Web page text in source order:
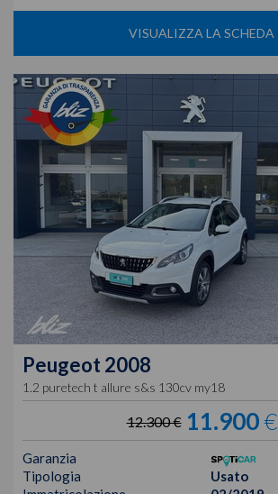
VISUALIZZA LA SCHEDA
Peugeot 2008
1.2 puretech t allure s&s 130cv my18
12.300 € 11.900€
Garanzia
Tipologia
Usato